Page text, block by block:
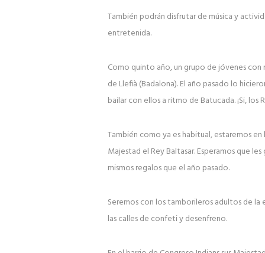
También podrán disfrutar de música y
entretenida.
Como quinto año, un grupo de jóvenes con
de Llefià (Badalona). El año pasado lo
bailar con ellos a ritmo de Batucada. ¡Si, los
También como ya es habitual, estaremos
Majestad el Rey Baltasar. Esperamos que
mismos regalos que el año pasado.
Seremos con los tamborileros adultos de la
las calles de confeti y desenfreno.